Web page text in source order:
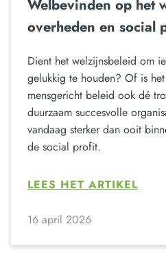
Welbevinden op het
overheden en social
Dient het welzijnsbeleid om
gelukkig te houden? Of is
mensgericht beleid ook dé
duurzaam succesvolle
vandaag sterker dan ooit
de social profit.
LEES HET ARTIKEL
16 april 2026